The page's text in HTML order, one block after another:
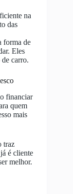
na
das
forma de
Eles
carro.
financiar
quem
mais
traz
é cliente
melhor.